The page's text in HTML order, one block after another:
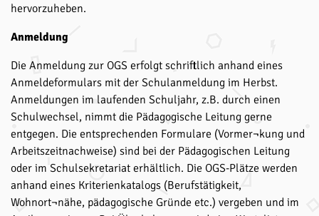
hervorzuheben.
Anmeldung
Die Anmeldung zur OGS erfolgt schriftlich anhand eines
Anmeldeformulars mit der Schulanmeldung im Herbst.
Anmeldungen im laufenden Schuljahr, z.B. durch einen
Schulwechsel, nimmt die Pädagogische Leitung gerne
entgegen. Die entsprechenden Formulare (Vormer¬kung und
Arbeitszeitnachweise) sind bei der Pädagogischen Leitung
oder im Schulsekretariat erhältlich. Die OGS-Plätze werden
anhand eines Kriterienkatalogs (Berufstätigkeit,
Wohnort¬nähe, pädagogische Gründe etc.) vergeben und im